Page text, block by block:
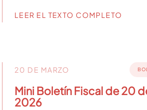
LEER EL TEXTO COMPLETO
20 DE MARZO
Mini Boletín Fiscal de 20
2026